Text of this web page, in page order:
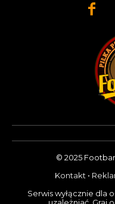
© 2025
Kontakt •
Serwis wyłącznie dla
uzależniać. Graj